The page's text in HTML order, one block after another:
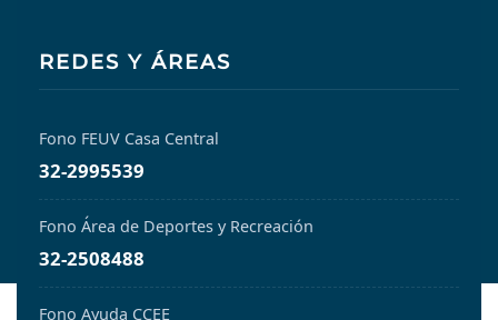
REDES Y ÁREAS
Fono FEUV Casa Central
32-2995539
Fono Área de Deportes y Recreación
32-2508488
Fono Ayuda CCEE